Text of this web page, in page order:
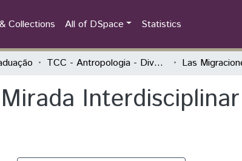
Collections All of DSpace Statistics
TCC - Antropologia - Diversidade Cultural Latino-Americana